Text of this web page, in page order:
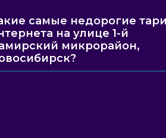
самые недорогие
на улице 1-й
микрорайон,